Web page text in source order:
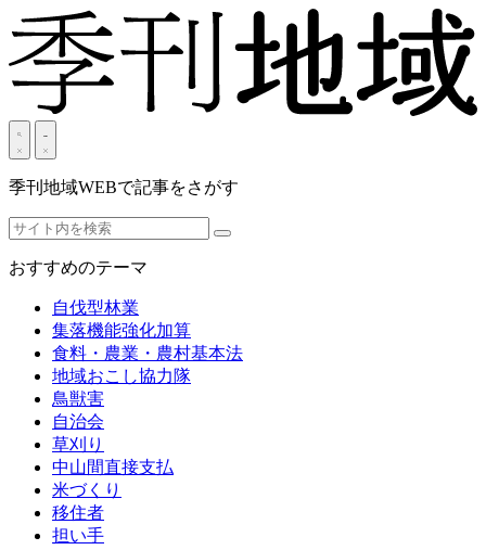
季刊地域WEBで記事をさがす
おすすめのテーマ
自伐型林業
集落機能強化加算
食料・農業・農村基本法
地域おこし協力隊
鳥獣害
自治会
草刈り
中山間直接支払
米づくり
移住者
担い手